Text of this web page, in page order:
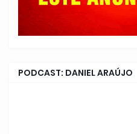
PODCAST: DANIEL ARAÚJO